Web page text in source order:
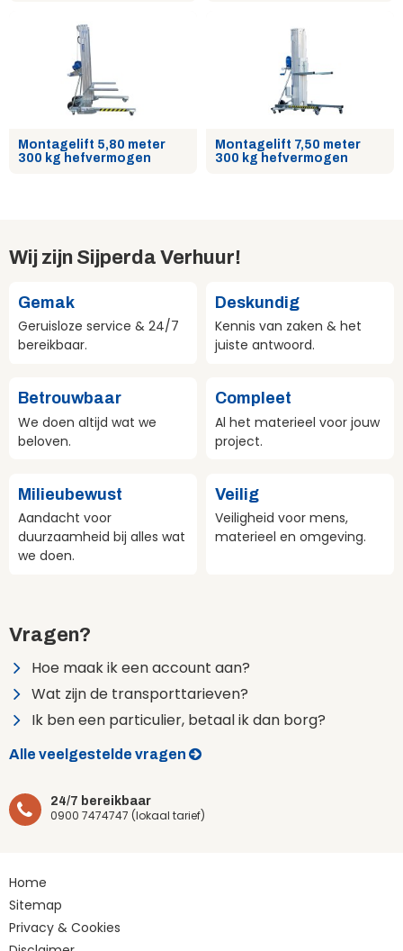
Montagelift 5,80 meter
300 kg hefvermogen
Montagelift 7,50 meter
300 kg hefvermogen
Wij zijn Sijperda Verhuur!
Gemak
Geruisloze service & 24/7
bereikbaar.
Deskundig
Kennis van zaken & het
juiste antwoord.
Betrouwbaar
We doen altijd wat we
beloven.
Compleet
Al het materieel voor jouw
project.
Milieubewust
Aandacht voor
duurzaamheid bij alles wat
we doen.
Veilig
Veiligheid voor mens,
materieel en omgeving.
Vragen?
Hoe maak ik een account aan?
Wat zijn de transporttarieven?
Ik ben een particulier, betaal ik dan borg?
Alle veelgestelde vragen
24/7 bereikbaar
0900 7474747 (lokaal tarief)
Home
Sitemap
Privacy & Cookies